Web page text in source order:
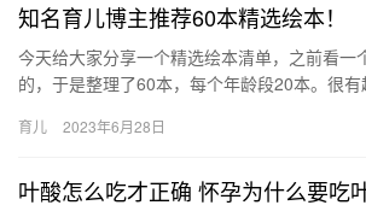
知名育儿博主推荐60本精选绘本！
今天给大家分享一个精选绘本清单，之前看一
的，于是整理了60本，每个年龄段20本。很
绘…
育儿 2023年6月28日
叶酸怎么吃才正确 怀孕为什么要吃